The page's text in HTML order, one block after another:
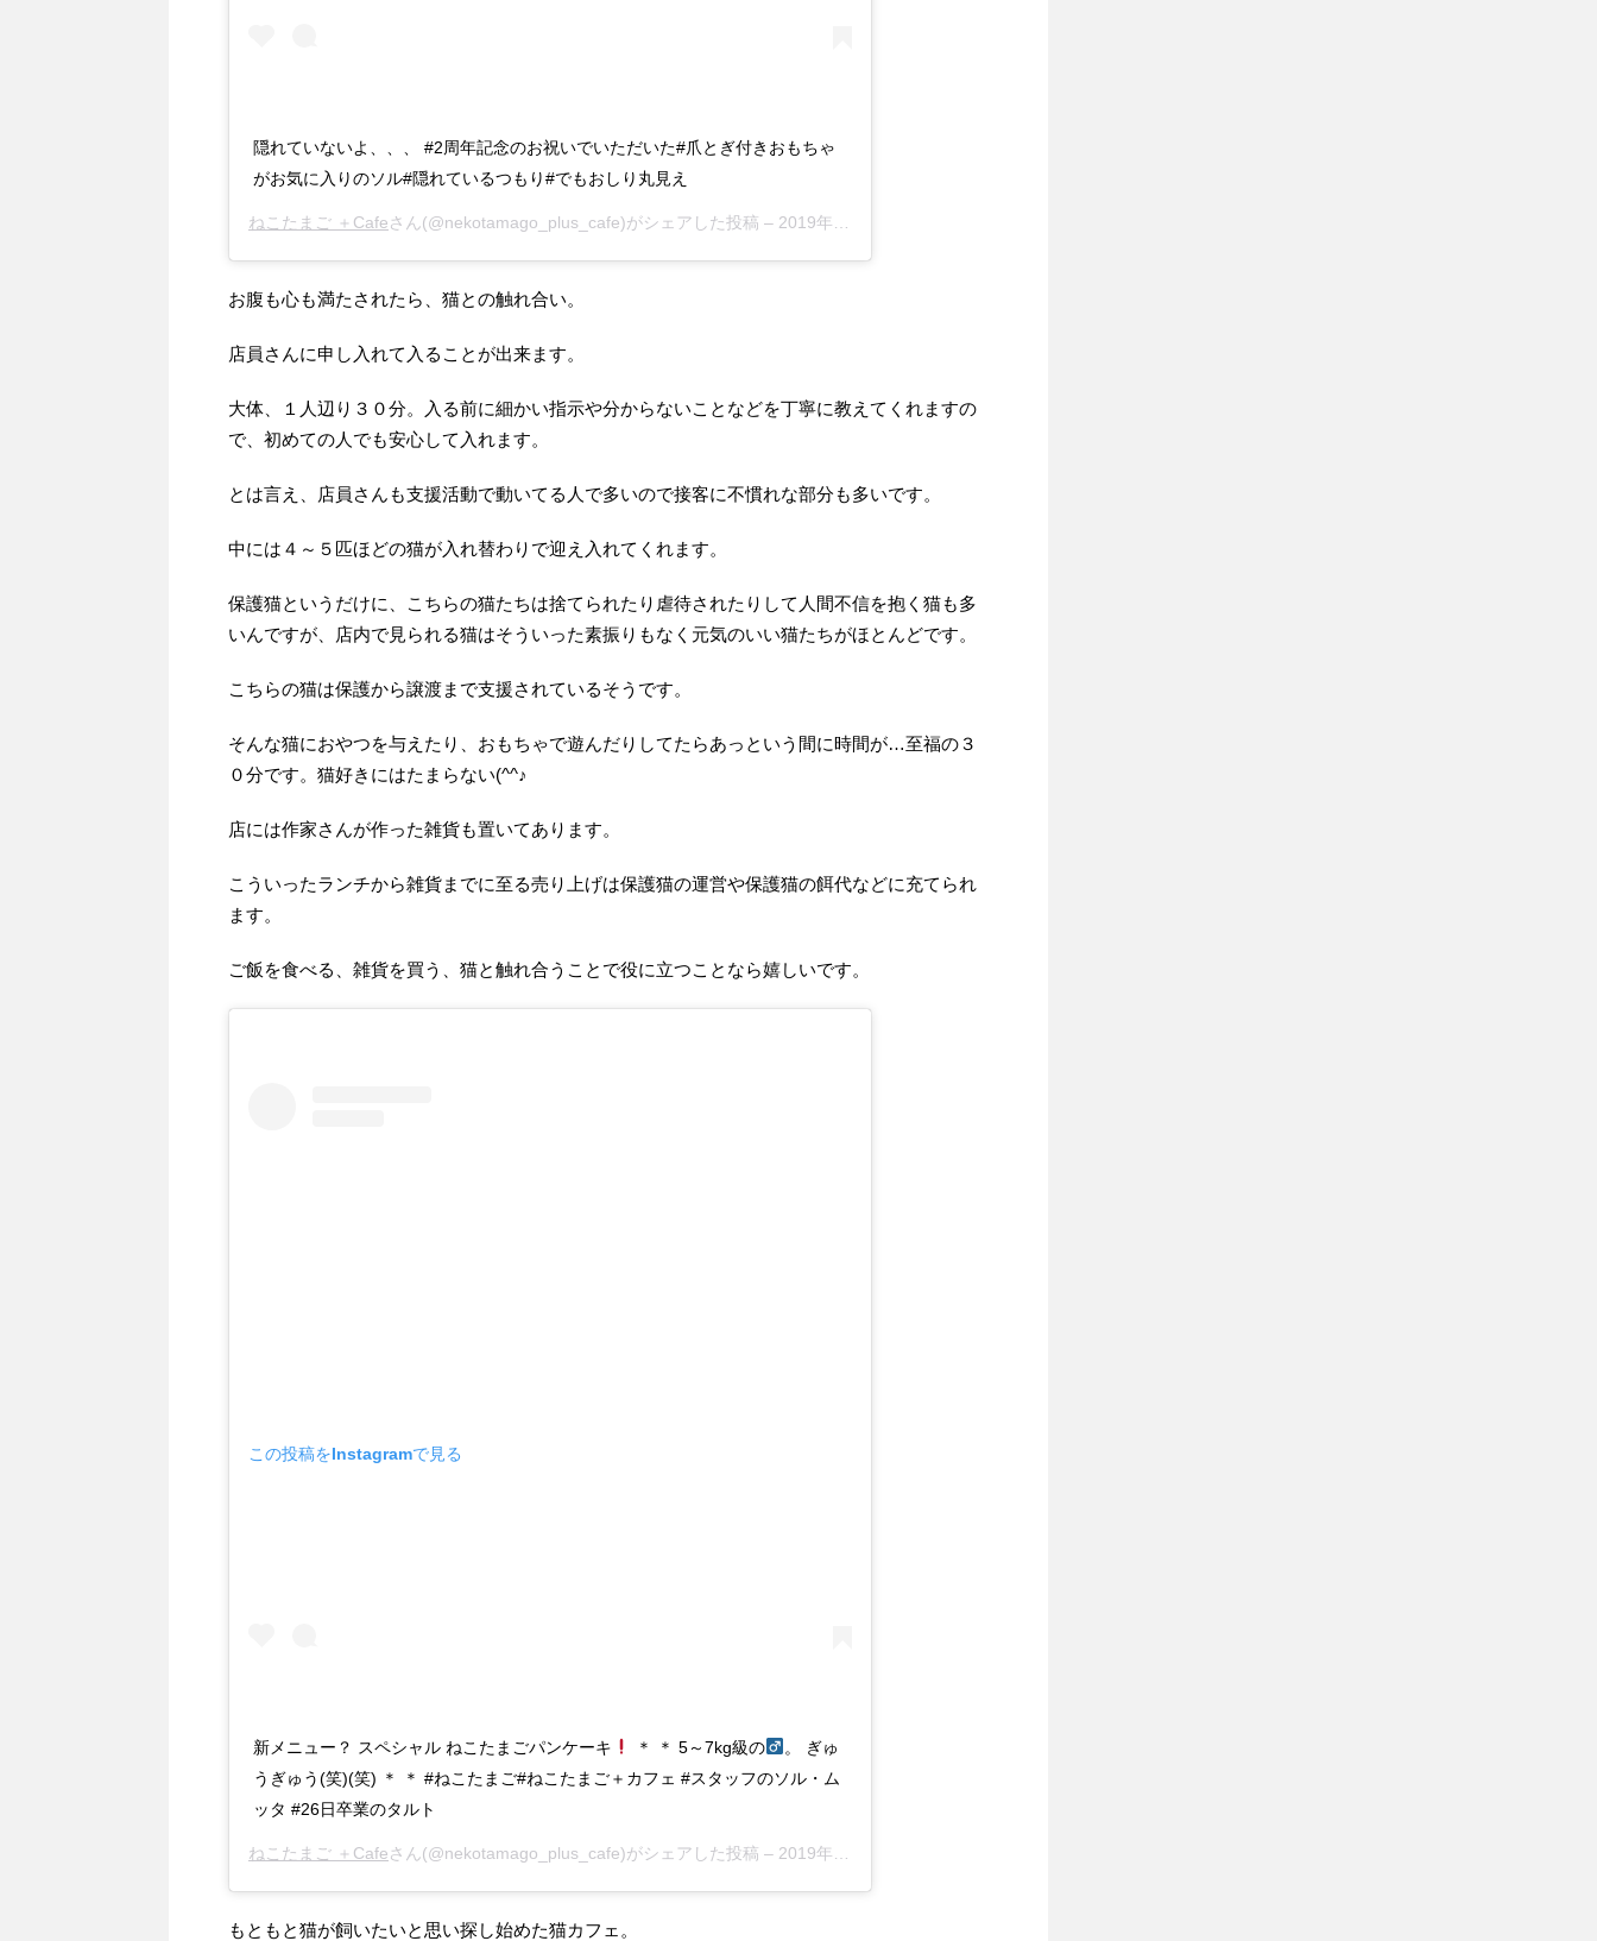
隠れていないよ、、、 #2周年記念のお祝いでいただいた#爪とぎ付きおもちゃ
がお気に入りのソル#隠れているつもり#でもおしり丸見え
ねこたまご ＋Cafeさん(@nekotamago_plus_cafe)がシェアした投稿 – 2019年 5月月7日午後10時50分PDT
お腹も心も満たされたら、猫との触れ合い。
店員さんに申し入れて入ることが出来ます。
大体、１人辺り３０分。入る前に細かい指示や分からないことなどを丁寧に教えてくれますの
で、初めての人でも安心して入れます。
とは言え、店員さんも支援活動で動いてる人で多いので接客に不慣れな部分も多いです。
中には４～５匹ほどの猫が入れ替わりで迎え入れてくれます。
保護猫というだけに、こちらの猫たちは捨てられたり虐待されたりして人間不信を抱く猫も多
いんですが、店内で見られる猫はそういった素振りもなく元気のいい猫たちがほとんどです。
こちらの猫は保護から譲渡まで支援されているそうです。
そんな猫におやつを与えたり、おもちゃで遊んだりしてたらあっという間に時間が…至福の３
０分です。猫好きにはたまらない(^^♪
店には作家さんが作った雑貨も置いてあります。
こういったランチから雑貨までに至る売り上げは保護猫の運営や保護猫の餌代などに充てられ
ます。
ご飯を食べる、雑貨を買う、猫と触れ合うことで役に立つことなら嬉しいです。
この投稿をInstagramで見る
新メニュー？ スペシャル ねこたまごパンケーキ ＊ ＊ 5～7kg級の
。 ぎゅ
うぎゅう(笑)(笑) ＊ ＊ #ねこたまご#ねこたまご＋カフェ #スタッフのソル・ム
ッタ #26日卒業のタルト
ねこたまご ＋Cafeさん(@nekotamago_plus_cafe)がシェアした投稿 – 2019年 6月月24日午後9時43分PDT
もともと猫が飼いたいと思い探し始めた猫カフェ。